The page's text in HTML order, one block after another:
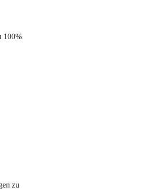
100%
zu